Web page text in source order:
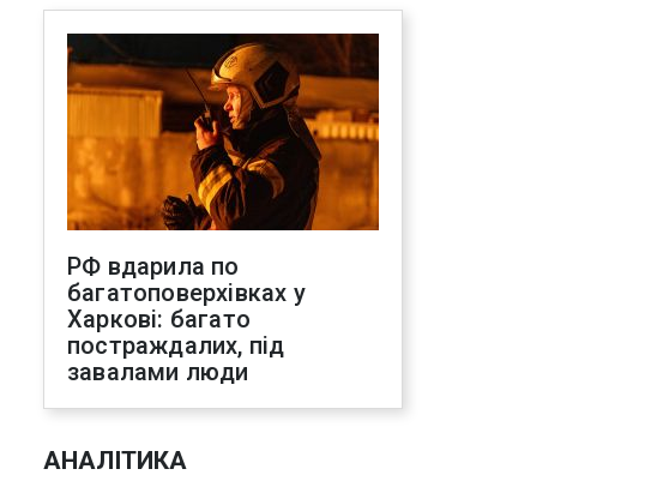
РФ вдарила по
багатоповерхівках у
Харкові: багато
постраждалих, під
завалами люди
АНАЛІТИКА